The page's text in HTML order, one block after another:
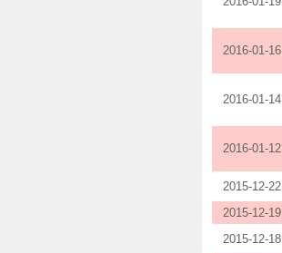
2016-01-16
2016-01-14
2016-01-12
2015-12-22
2015-12-19
2015-12-18